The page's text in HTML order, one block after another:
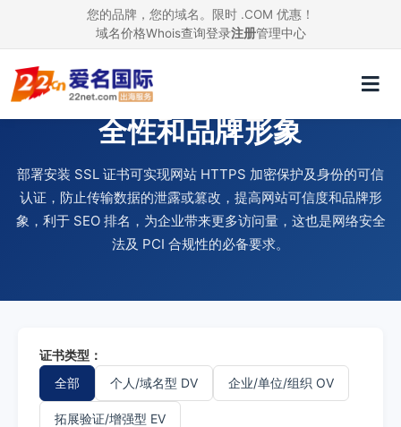
您的品牌，您的域名。限时 .COM 优惠！
域名价格Whois查询登录注册管理中心
使用 SSL 证书，提升网站安
全性和品牌形象
部署安装 SSL 证书可实现网站 HTTPS 加密保护及身份的可信
认证，防止传输数据的泄露或篡改，提高网站可信度和品牌形
象，利于 SEO 排名，为企业带来更多访问量，这也是网络安全
法及 PCI 合规性的必备要求。
证书类型：
全部
个人/域名型 DV 企业/单位/组织 OV
拓展验证/增强型 EV